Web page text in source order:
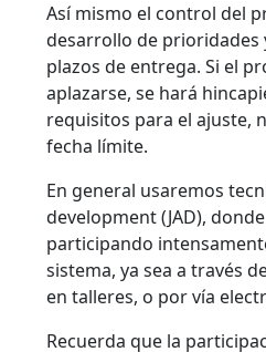
Así mismo el control del
desarrollo de prioridades
plazos de entrega. Si el
aplazarse, se hará
requisitos para el ajuste,
fecha límite.
En general usaremos
development (JAD),
participando
sistema, ya sea a través
en talleres, o por vía
Recuerda que la